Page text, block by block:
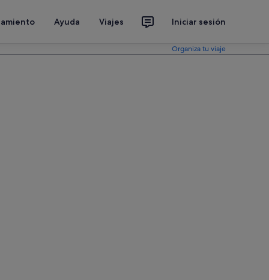
Ayuda Viajes Iniciar sesión
Organiza tu viaje